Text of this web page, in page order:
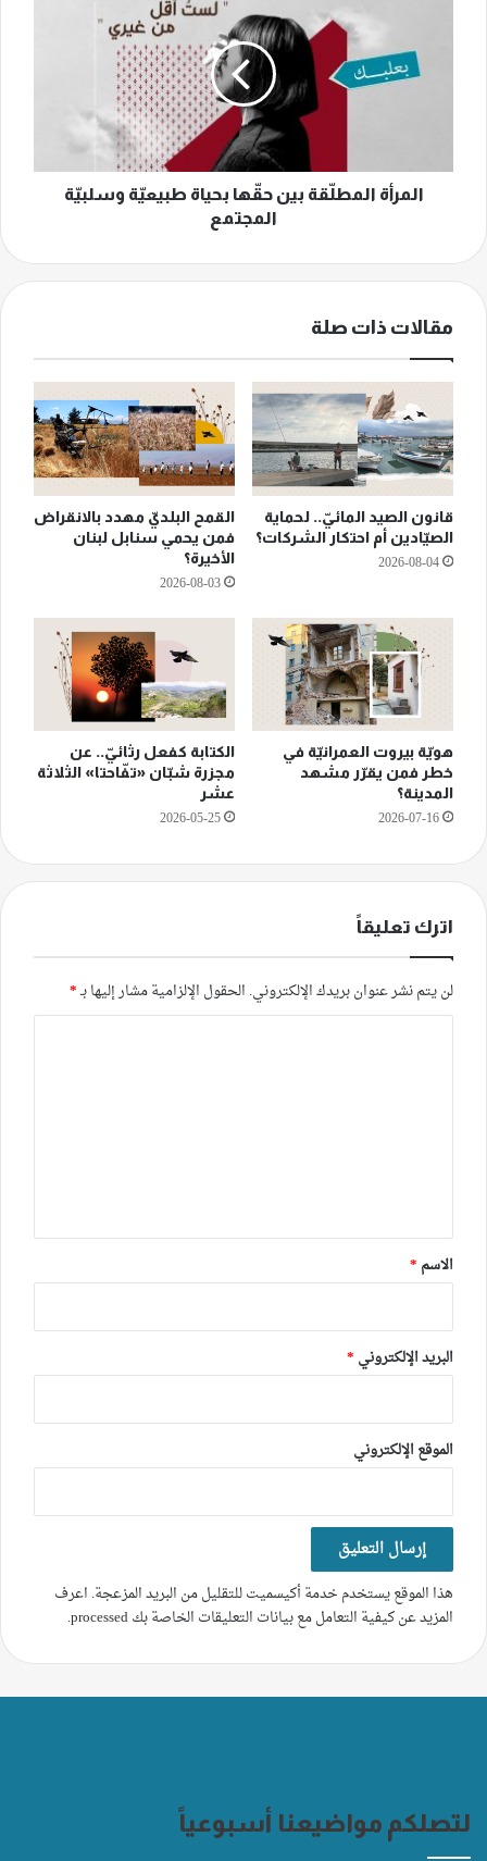
بحياة
المرأة المطلّقة بين حقّها بحياة طبيعيّة وسلبيّة
المجتمع
مقالات ذات صلة
قانون الصيد المائيّ.. لحماية
الصيّادين أم احتكار الشركات؟
2026-08-04
القمح البلديّ مهدد بالانقراض
فمن يحمي سنابل لبنان
الأخيرة؟
2026-08-03
هويّة بيروت العمرانيّة في
خطر فمن يقرّر مشهد
المدينة؟
2026-07-16
الكتابة كفعل رثائيّ.. عن
مجزرة شبّان «تفّاحتا» الثلاثة
عشر
2026-05-25
اترك تعليقاً
لن يتم نشر عنوان بريدك الإلكتروني. الحقول الإلزامية مشار إليها بـ*
*
الاسم *
البريد الإلكتروني *
الموقع الإلكتروني
هذا الموقع يستخدم خدمة أكيسميت للتقليل من البريد المزعجة. اعرف
المزيد عن كيفية التعامل مع بيانات التعليقات الخاصة بك processed
.
لتصلكم مواضيعنا أسبوعياً